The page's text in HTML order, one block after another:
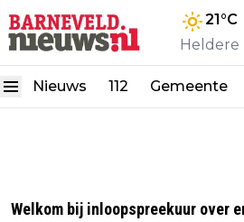
21°C
Heldere
Nieuws 112 Gemeente
Welkom bij inloopspreekuur over